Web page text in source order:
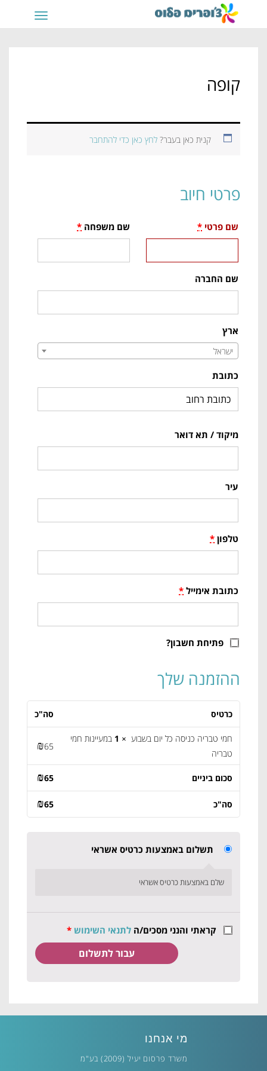
תפריט
קופה
קנית כאן בעבר? לחץ כאן כדי להתחבר
פרטי חיוב
שם פרטי * שם משפחה *
שם החברה
ארץ
ישראל
כתובת
מיקוד / תא דואר
עיר
טלפון *
כתובת אימייל *
פתיחת חשבון?
ההזמנה שלך
כרטיס סה"כ
חמי טבריה כניסה כל יום בשבוע × 1
במעיינות חמי
טבריה
₪65
סכום ביניים ₪65
סה"כ ₪65
תשלום באמצעות כרטיס אשראי
שלם באמצעות כרטיס אשראי
קראתי והנני מסכים/ה לתנאי השימוש *
מי אנחנו
משרד פרסום יעיל (2009) בע"מ